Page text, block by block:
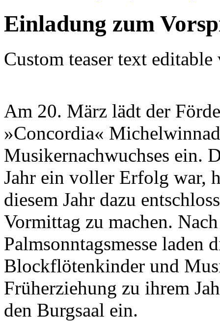
Einladung zum
Custom teaser text
Am 20. März lädt der
»Concordia«
Musikernachwuchses ein.
Jahr ein voller Erfolg war,
diesem Jahr dazu
Vormittag zu machen.
Palmsonntagsmesse laden
Blockflötenkinder und
Früherziehung zu ihrem
den Burgsaal ein.